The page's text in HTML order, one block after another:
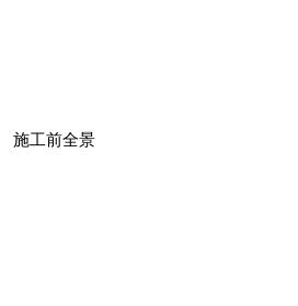
施工前全景